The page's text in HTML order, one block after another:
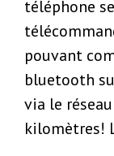
téléphone
pouvant
bluetooth
via le
kilomètres!